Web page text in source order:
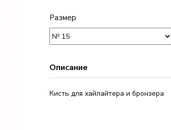
Размер
Описание
Кисть для хайлайтера и бронзера